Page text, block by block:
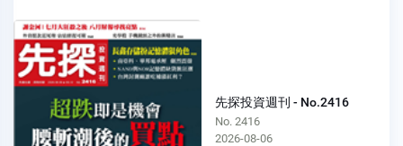
先探投資週刊 - No.2416
No. 2416
2026-08-06